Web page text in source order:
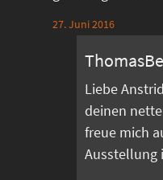
27. Juni 2016
Liebe
deinen
freue mich
Ausstellung